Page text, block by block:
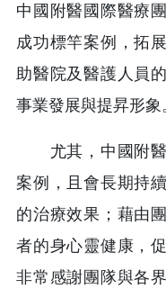
中國附醫國際醫療
成功標竿案例，拓
助醫院及醫護人員
事業發展與提昇形象
尤其，中國附醫
案例，且會長期持
的治療效果；藉由
者的身心靈健康，
非常感謝團隊與各